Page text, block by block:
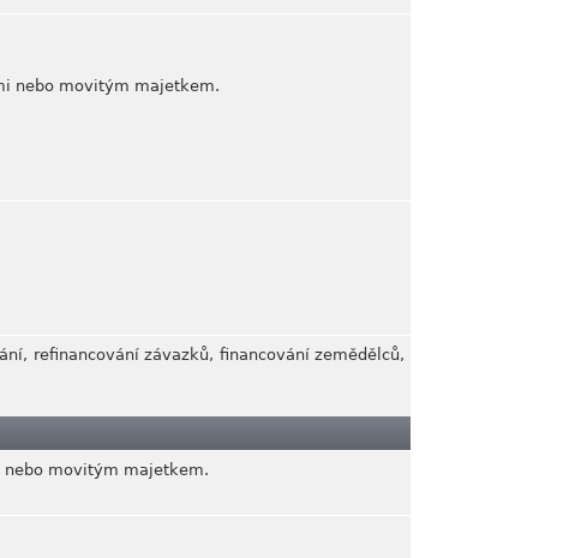
nebo movitým majetkem.
refinancování závazků, financování zemědělců,
movitým majetkem.